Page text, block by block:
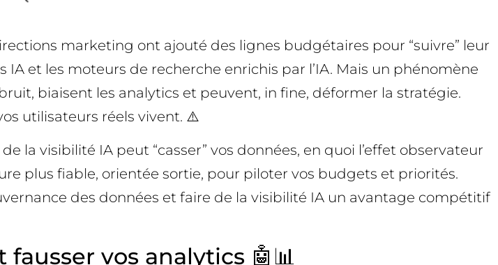
marketing ont ajouté des lignes budgétaires pour “suivre” leur
et les moteurs de recherche enrichis par l’IA. Mais un phénomène
biaisent les analytics et peuvent, in fine, déformer la stratégie.
utilisateurs réels vivent. ⚠️
la visibilité IA peut “casser” vos données, en quoi l’effet observateur
plus fiable, orientée sortie, pour piloter vos budgets et priorités.
des données et faire de la visibilité IA un avantage compétitif
vos analytics 🤖📊